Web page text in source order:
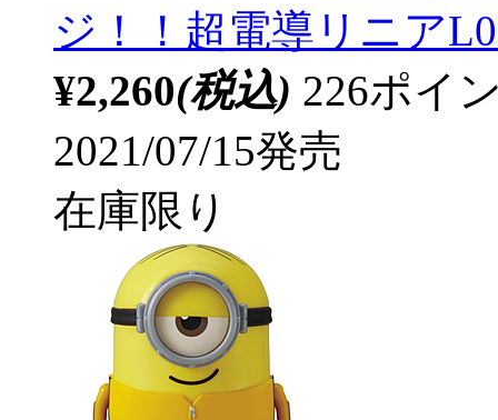
ジ！！超電導リニア
¥2,260(税込) 226ポイ
2021/07/15発売
在庫限り